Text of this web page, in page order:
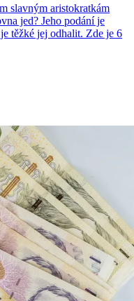
slavným aristokratkám
jed? Jeho podání je
těžké jej odhalit. Zde je 6